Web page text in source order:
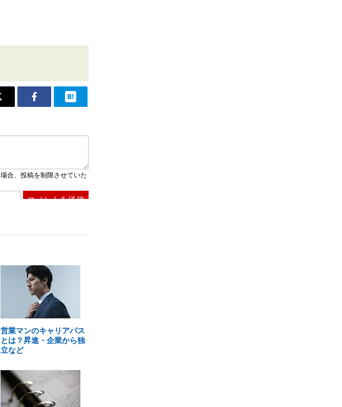
営業マンのキャリアパス
とは？昇進・企業から独
立など